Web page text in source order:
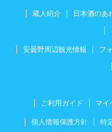
蔵人紹介 日本酒のあ
安曇野周辺観光情報 フ
ご利用ガイド マイ
個人情報保護方針 特